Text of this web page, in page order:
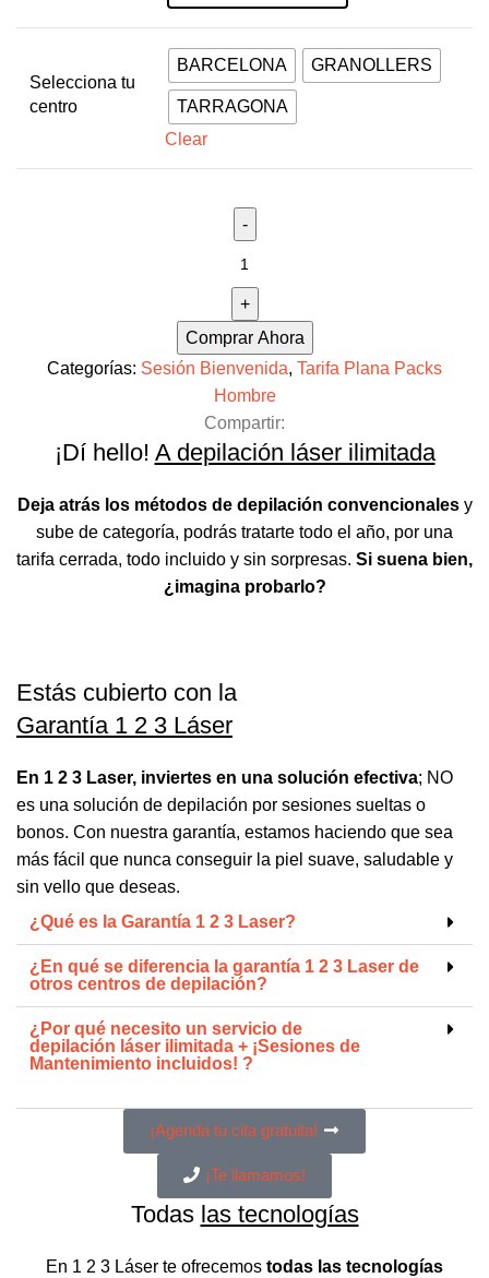
Selecciona tu
centro
BARCELONA GRANOLLERS
TARRAGONA
Clear
Comprar Ahora
Categorías: Sesión Bienvenida, Tarifa Plana Packs
Hombre
Compartir:
¡Dí hello! A depilación láser ilimitada
Deja atrás los métodos de depilación convencionalesy
sube de categoría, podrás tratarte todo el año, por una
tarifa cerrada, todo incluido y sin sorpresas. Si suena bien,
¿imagina probarlo?
Estás cubierto con la
Garantía 1 2 3 Láser
En 1 2 3 Laser, inviertes en una solución efectiva; NO
es una solución de depilación por sesiones sueltas o
bonos. Con nuestra garantía, estamos haciendo que sea
más fácil que nunca conseguir la piel suave, saludable y
sin vello que deseas.
¿Qué es la Garantía 1 2 3 Laser?
¿En qué se diferencia la garantía 1 2 3 Laser de
otros centros de depilación?
¿Por qué necesito un servicio de
depilación láser ilimitada + ¡Sesiones de
Mantenimiento incluidos! ?
¡Agenda tu cita gratuita!
¡Te llamamos!
Todas las tecnologías
En 1 2 3 Láser te ofrecemos todas las tecnologías